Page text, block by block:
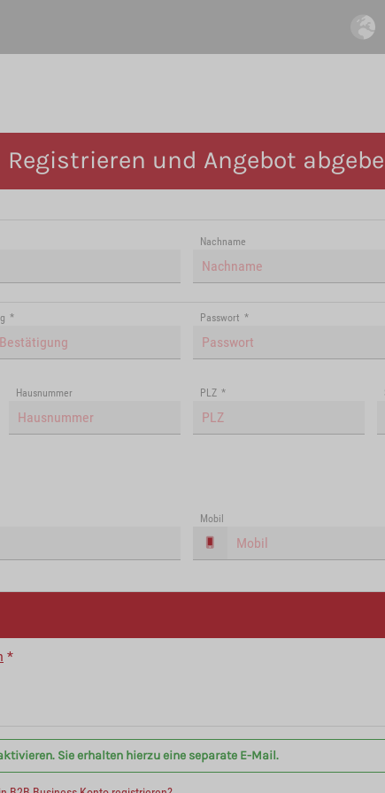
Registrieren und Angebot
Nachname
* Passwort *
Hausnummer PLZ *
Mobil
*
Sie erhalten hierzu eine separate E-Mail.